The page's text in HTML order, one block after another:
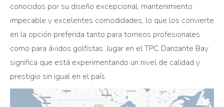
conocidos por su diseño excepcional, mantenimiento
impecable y excelentes comodidades, lo que los convierte
en la opción preferida tanto para torneos profesionales
como para ávidos golfistas. Jugar en el TPC Danzante Bay
significa que está experimentando un nivel de calidad y
prestigio sin igual en el país.